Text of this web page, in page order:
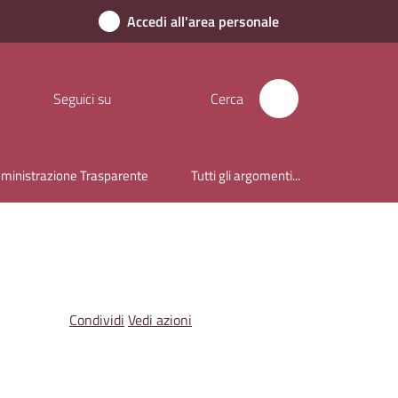
Accedi all'area personale
Seguici su Cerca
Trasparente Tutti gli argomenti...
Condividi Vedi azioni